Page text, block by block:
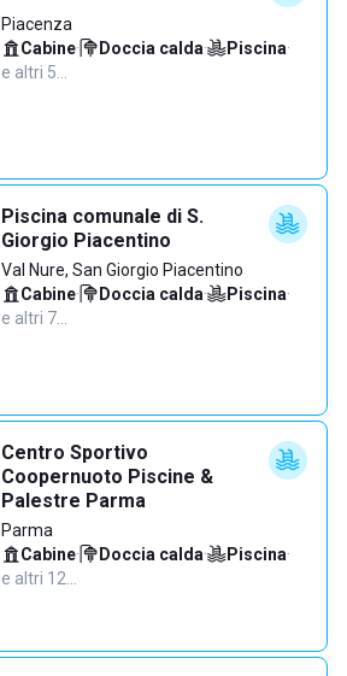
Piacenza
Cabine· Doccia calda· Piscina·
e altri 5…
Piscina comunale di S.
Giorgio Piacentino
Val Nure, San Giorgio Piacentino
Cabine· Doccia calda· Piscina·
e altri 7…
Centro Sportivo
Coopernuoto Piscine &
Palestre Parma
Parma
Cabine· Doccia calda· Piscina·
e altri 12…